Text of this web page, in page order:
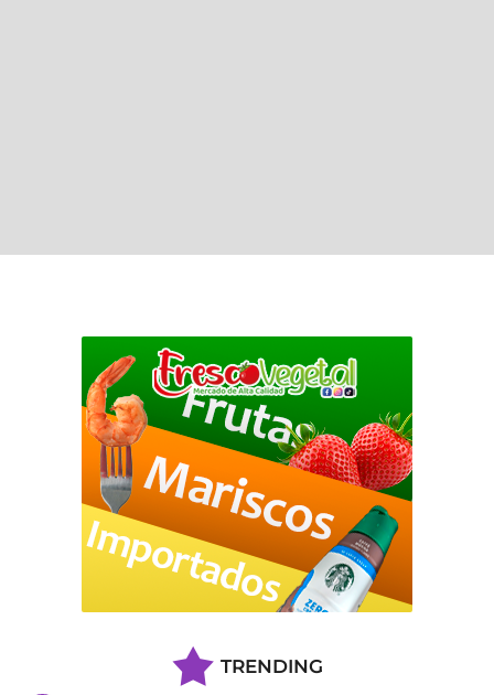
TRENDING